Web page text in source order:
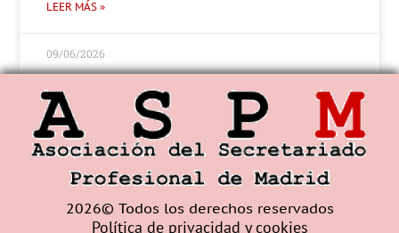
LEER MÁS »
09/06/2026
2026© Todos los derechos reservados
Política de privacidad y cookies